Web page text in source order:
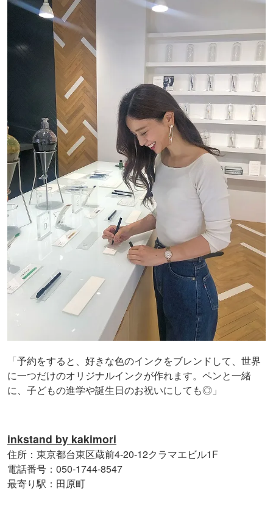
「予約をすると、好きな色のインクをブレンドして、世界
に一つだけのオリジナルインクが作れます。ペンと一緒
に、子どもの進学や誕生日のお祝いにしても◎」
inkstand by kakimori
住所：東京都台東区蔵前4-20-12クラマエビル1F
電話番号：050-1744-8547
最寄り駅：田原町